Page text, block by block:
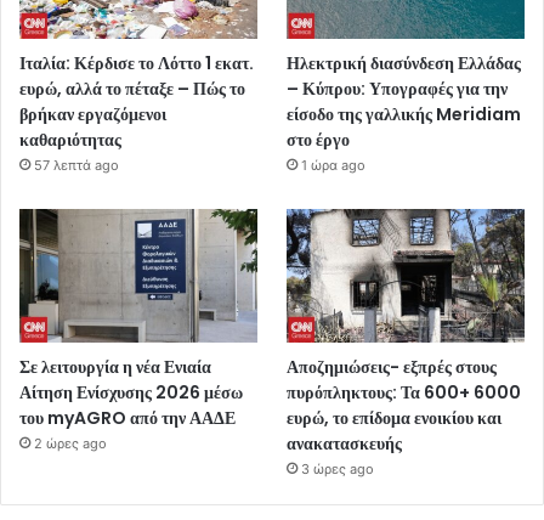
Ιταλία: Κέρδισε το Λόττο 1 εκατ.
ευρώ, αλλά το πέταξε – Πώς το
βρήκαν εργαζόμενοι
καθαριότητας
57 λεπτά ago
Ηλεκτρική διασύνδεση Ελλάδας
– Κύπρου: Υπογραφές για την
είσοδο της γαλλικής Meridiam
στο έργο
1 ώρα ago
Σε λειτουργία η νέα Ενιαία
Αίτηση Ενίσχυσης 2026 μέσω
του myAGRO από την ΑΑΔΕ
2 ώρες ago
Αποζημιώσεις- εξπρές στους
πυρόπληκτους: Τα 600+ 6000
ευρώ, το επίδομα ενοικίου και
ανακατασκευής
3 ώρες ago